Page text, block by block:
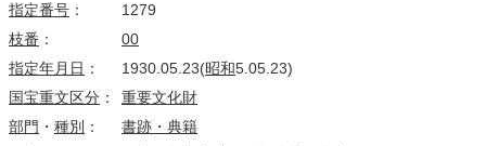
指定番号 ：
1279
枝番 ：
00
指定年月日 ： 1930.05.23(昭和5.05.23)
国宝重文区分 ：
重要文化財
部門 ・ 種別 ：
書跡・典籍